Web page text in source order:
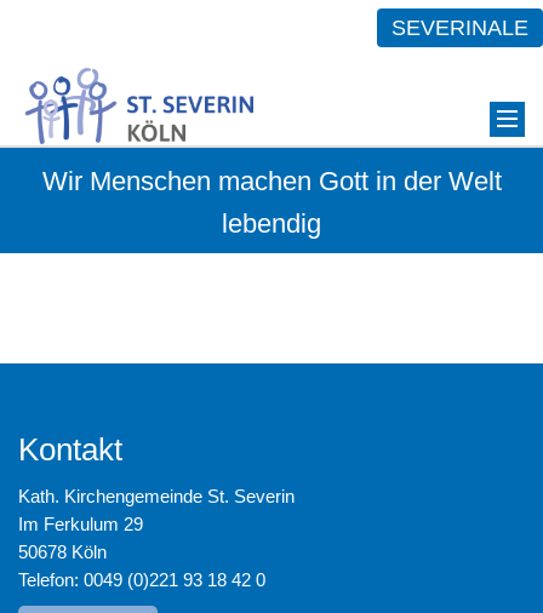
SEVERINALE
Wir Menschen machen Gott in der Welt
lebendig
Kontakt
Kath. Kirchengemeinde St. Severin
Im Ferkulum 29
50678 Köln
Telefon: 0049 (0)221 93 18 42 0